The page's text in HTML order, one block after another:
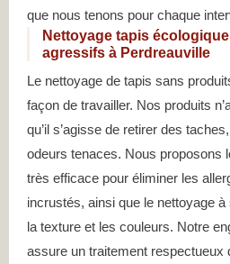
que nous tenons pour chaque
Nettoyage tapis
agressifs à Perdreauville
Le nettoyage de tapis sans
façon de travailler. Nos produits
qu’il s’agisse de retirer des
odeurs tenaces. Nous proposons
très efficace pour éliminer les
incrustés, ainsi que le nettoyage
la texture et les couleurs. Notre
assure un traitement respectueux